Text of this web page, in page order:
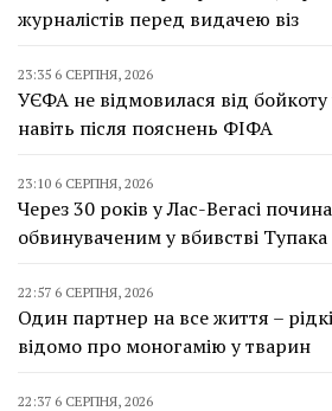
журналістів перед видачею віз
23:35 6 СЕРПНЯ, 2026
УЄФА не відмовилася від бойкоту
навіть після пояснень ФІФА
23:10 6 СЕРПНЯ, 2026
Через 30 років у Лас-Вегасі
обвинуваченим у вбивстві
22:57 6 СЕРПНЯ, 2026
Один партнер на все життя –
відомо про моногамію у тварин
22:37 6 СЕРПНЯ, 2026